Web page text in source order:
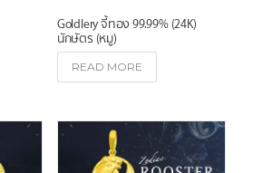
Goldlery จี้ทอง 99.99% (24K)
นักษัตร (หมู)
READ MORE